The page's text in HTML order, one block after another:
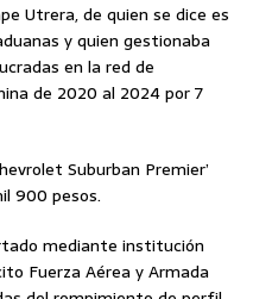
Utrera, de quien se dice es
y quien gestionaba
en la red de
de 2020 al 2024 por 7
Suburban Premier’
900 pesos.
mediante institución
Fuerza Aérea y Armada